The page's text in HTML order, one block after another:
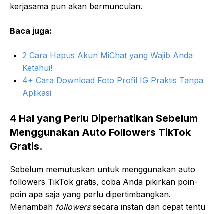
kerjasama pun akan bermunculan.
Baca juga:
2 Cara Hapus Akun MiChat yang Wajib Anda
Ketahui!
4+ Cara Download Foto Profil IG Praktis Tanpa
Aplikasi
4 Hal yang Perlu Diperhatikan Sebelum
Menggunakan Auto Followers TikTok
Gratis.
Sebelum memutuskan untuk menggunakan auto
followers TikTok gratis, coba Anda pikirkan poin-
poin apa saja yang perlu dipertimbangkan.
Menambah followerssecara instan dan cepat tentu